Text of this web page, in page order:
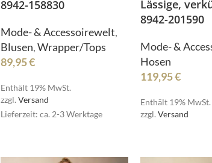
ELEGANCE MISS
8942-158830
Mode- & Accessoirewelt,
Blusen,Wrapper/Tops
89,95€
Enthält 19% MwSt.
zzgl.Versand
Lieferzeit: ca. 2-3 Werktage
Lässige,
8942-201590
Mode- &
Hosen
119,95€
Enthält 19% MwSt.
zzgl.Versand